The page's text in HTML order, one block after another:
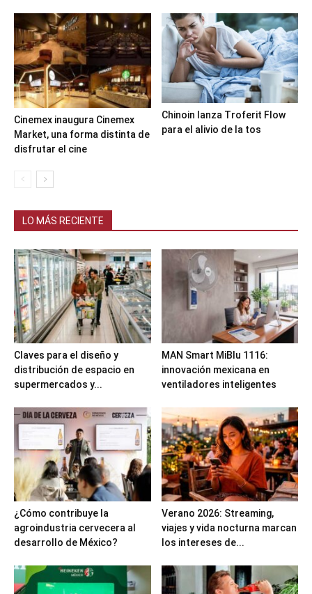
Cinemex inaugura Cinemex
Market, una forma distinta de
disfrutar el cine
Chinoin lanza Troferit Flow
para el alivio de la tos
LO MÁS RECIENTE
Claves para el diseño y
distribución de espacio en
supermercados y...
MAN Smart MiBlu 1116:
innovación mexicana en
ventiladores inteligentes
¿Cómo contribuye la
agroindustria cervecera al
desarrollo de México?
Verano 2026: Streaming,
viajes y vida nocturna marcan
los intereses de...